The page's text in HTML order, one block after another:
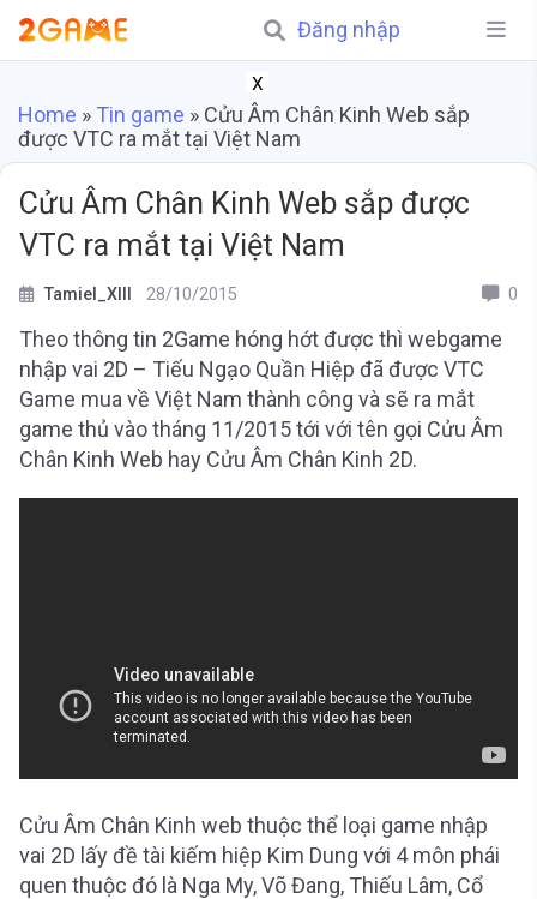
Đăng nhập
X
Home » Tin game » Cửu Âm Chân Kinh Web sắp
được VTC ra mắt tại Việt Nam
Cửu Âm Chân Kinh Web sắp được
VTC ra mắt tại Việt Nam
Tamiel_XIII 28/10/2015 0
Theo thông tin 2Game hóng hớt được thì webgame
nhập vai 2D – Tiếu Ngạo Quần Hiệp đã được VTC
Game mua về Việt Nam thành công và sẽ ra mắt
game thủ vào tháng 11/2015 tới với tên gọi Cửu Âm
Chân Kinh Web hay Cửu Âm Chân Kinh 2D.
Cửu Âm Chân Kinh web thuộc thể loại game nhập
vai 2D lấy đề tài kiếm hiệp Kim Dung với 4 môn phái
quen thuộc đó là Nga My, Võ Đang, Thiếu Lâm, Cổ